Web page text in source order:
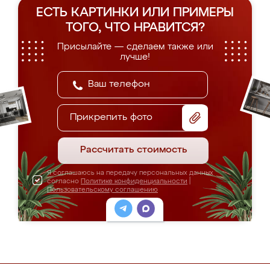
ЕСТЬ КАРТИНКИ ИЛИ ПРИМЕРЫ
ТОГО, ЧТО НРАВИТСЯ?
Присылайте — сделаем также или
лучше!
Прикрепить фото
Рассчитать стоимость
Я соглашаюсь на передачу персональных данных
согласно Политике конфиденциальности
Пользовательскому соглашению